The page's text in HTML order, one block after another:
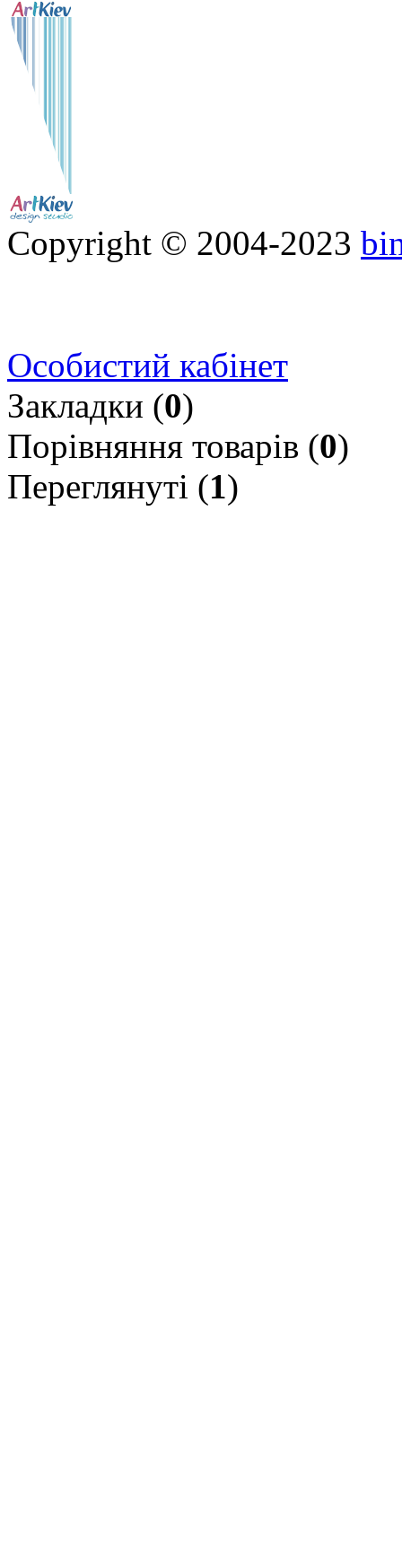
Copyright © 2004-2023
Особистий кабінет
Закладки (0)
Порівняння товарів (0)
Переглянуті (1)